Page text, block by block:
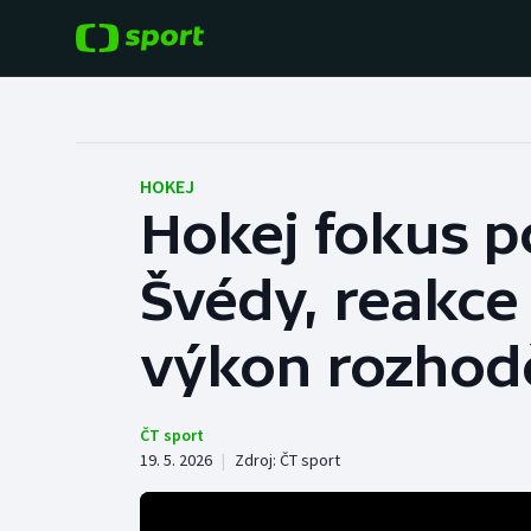
Hokej
Tenis
Atletika
Cyklistika
Baseball a softbal
Basketbal
Biatlon
HOKEJ
Hokej fokus
Švédy,
výkon
ČT sport
19. 5. 2026 | Zdroj: ČT sport